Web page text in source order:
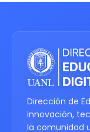
Dirección de
innovación,
la comunidad